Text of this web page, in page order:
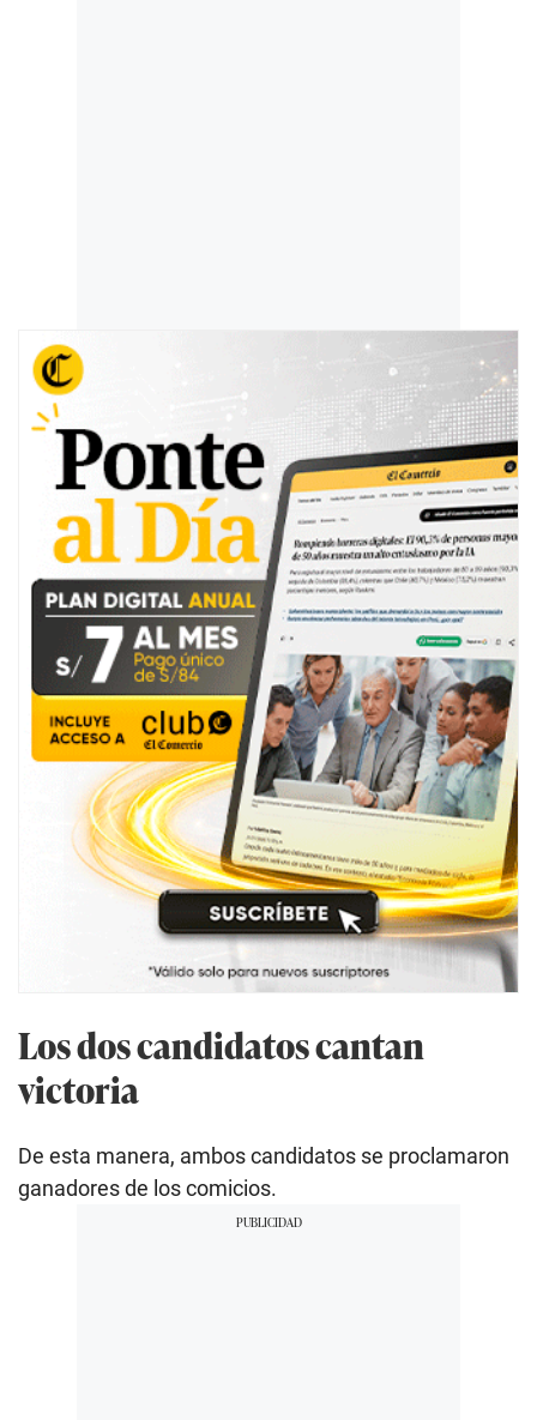
Los dos candidatos cantan
victoria
De esta manera, ambos candidatos se proclamaron
ganadores de los comicios.